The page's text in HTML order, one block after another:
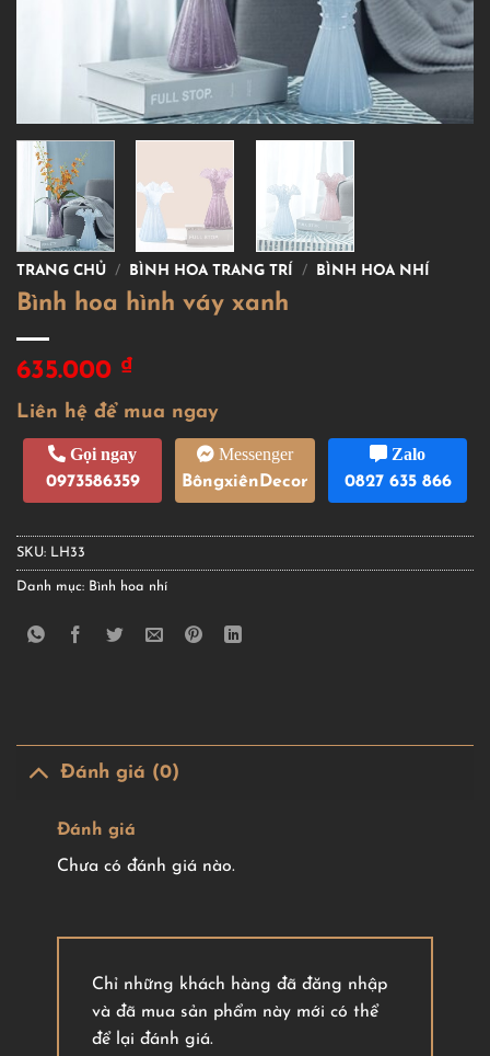
TRANG CHỦ / BÌNH HOA TRANG TRÍ / BÌNH HOA NHÍ
Bình hoa hình váy xanh
635.000 ₫
Liên hệ để mua ngay
Gọi ngay
0973586359
Messenger
BôngxiênDecor
Zalo
0827 635 866
SKU: LH33
Danh mục: Bình hoa nhí
Đánh giá (0)
Đánh giá
Chưa có đánh giá nào.
Chỉ những khách hàng đã đăng nhập
và đã mua sản phẩm này mới có thể
để lại đánh giá.